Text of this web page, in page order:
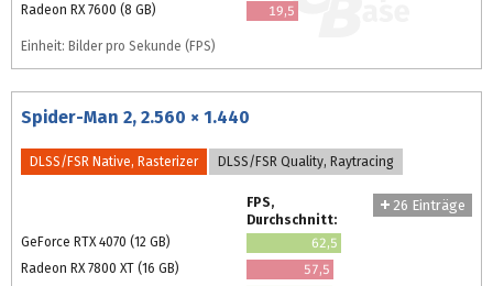
Radeon RX 7600 (8 GB)
19,5
Einheit: Bilder pro Sekunde (FPS)
Spider-Man 2, 2.560 × 1.440
DLSS/FSR Native, Rasterizer DLSS/FSR Quality, Raytracing
26 Einträge
FPS,
Durchschnitt:
GeForce RTX 4070 (12 GB)
62,5
Radeon RX 7800 XT (16 GB)
57,5